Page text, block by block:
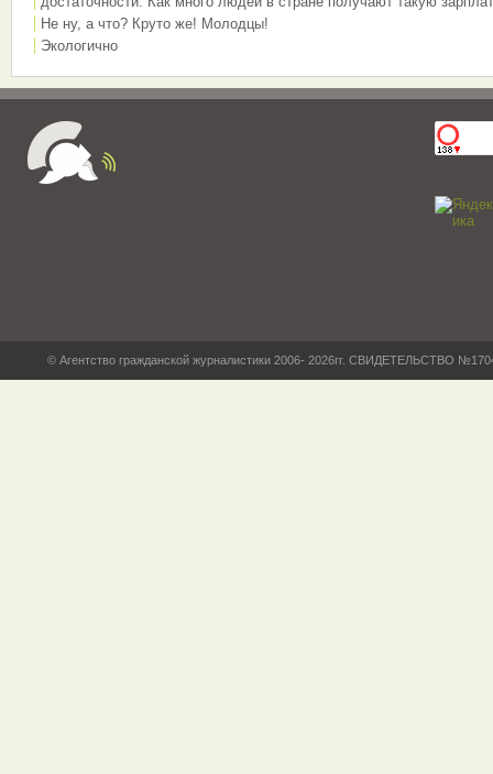
Не ну, а что? Круто же! Молодцы!
Экологично
© Агентство гражданской журналистики 2006- 2026гг. СВИДЕТЕЛЬСТВО